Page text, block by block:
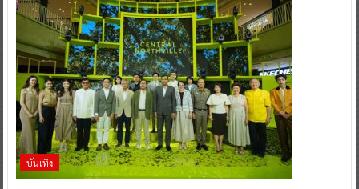
บันเทิง